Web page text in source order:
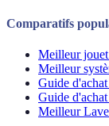
Comparatifs
Meilleur
Meilleur
Guide
Guide
Meilleur